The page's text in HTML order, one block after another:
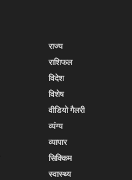
राज्य
राशिफल
विदेश
विशेष
वीडियो गैलरी
व्यंग्य
व्यापार
सिक्किम
स्वास्थ्य